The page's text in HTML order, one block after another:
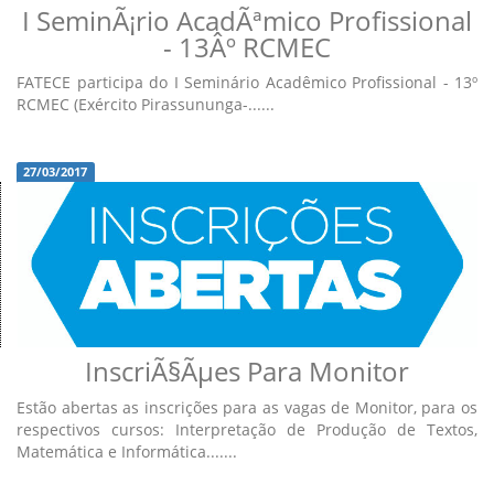
I SeminÃ¡rio AcadÃªmico Profissional
- 13Âº RCMEC
FATECE participa do I Seminário Acadêmico Profissional - 13º
RCMEC (Exército Pirassununga-......
27/03/2017
InscriÃ§Ãµes Para Monitor
Estão abertas as inscrições para as vagas de Monitor, para os
respectivos cursos: Interpretação de Produção de Textos,
Matemática e Informática.......